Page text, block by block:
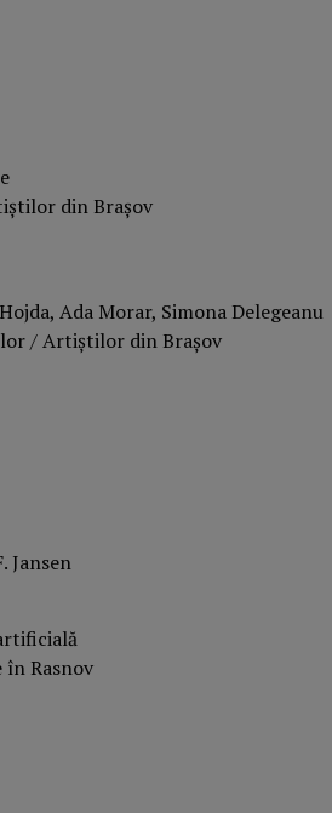
din Brașov
Ada Morar, Simona Delegeanu
/ Artiștilor din Brașov
Jansen
în Rasnov